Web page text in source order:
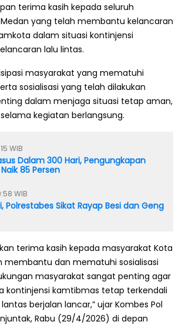
terima kasih kepada seluruh
yang telah membantu kelancaran
dalam situasi kontinjensi
lalu lintas.
masyarakat yang mematuhi
sosialisasi yang telah dilakukan
dalam menjaga situasi tetap aman,
kegiatan berlangsung.
WIB
Dalam 300 Hari, Pengungkapan
85 Persen
WIB
Polrestabes Sikat Rayap Besi dan Geng
terima kasih kepada masyarakat Kota
membantu dan mematuhi sosialisasi
masyarakat sangat penting agar
kontinjensi kamtibmas tetap terkendali
berjalan lancar,” ujar Kombes Pol
Rabu (29/4/2026) di depan